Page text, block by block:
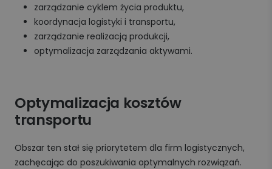
zarządzanie cyklem życia produktu,
koordynacja logistyki i transportu,
zarządzanie realizacją produkcji,
optymalizacja zarządzania aktywami.
Optymalizacja kosztów
transportu
Obszar ten stał się priorytetem dla firm logistycznych,
zachęcając do poszukiwania optymalnych rozwiązań.